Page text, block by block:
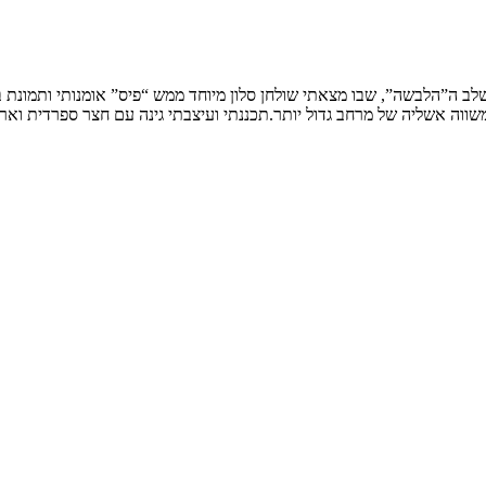
ה”הלבשה”, שבו מצאתי שולחן סלון מיוחד ממש “פיס” אומנותי
אשליה של מרחב גדול יותר.תכננתי ועיצבתי גינה עם חצר ספרדית